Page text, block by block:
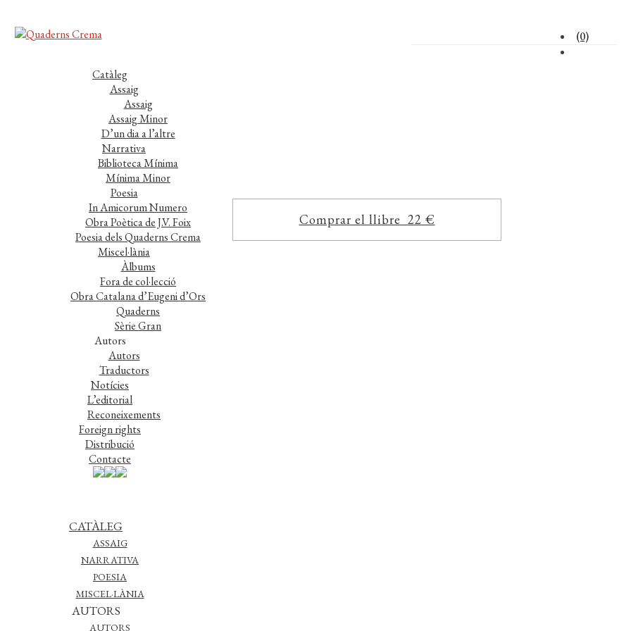
(0)
Catàleg
Assaig
Assaig
Assaig Minor
D’un dia a l’altre
Narrativa
Biblioteca Mínima
Mínima Minor
Poesia
In Amicorum Numero
Obra Poètica de J.V. Foix
Poesia dels Quaderns Crema
Miscel·lània
Àlbums
Fora de col·lecció
Obra Catalana d’Eugeni d’Ors
Quaderns
Sèrie Gran
Autors
Autors
Traductors
Notícies
L’editorial
Reconeixements
Foreign rights
Distribució
Contacte
CATÀLEG
ASSAIG
NARRATIVA
POESIA
MISCEL·LÀNIA
AUTORS
AUTORS
Comprar el llibre 22 €